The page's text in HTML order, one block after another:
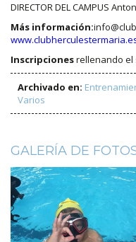
DIRECTOR DEL CAMPUS
Más información:
Inscripcionesrellenando el
Archivado en:
Varios
GALERÍA DE